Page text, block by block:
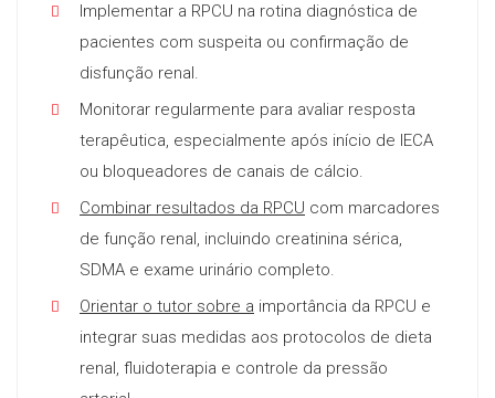
Implementar a RPCU na rotina diagnóstica de
pacientes com suspeita ou confirmação de
disfunção renal.
Monitorar regularmente para avaliar resposta
terapêutica, especialmente após início de IECA
ou bloqueadores de canais de cálcio.
Combinar resultados da RPCU com marcadores
de função renal, incluindo creatinina sérica,
SDMA e exame urinário completo.
Orientar o tutor sobre a importância da RPCU e
integrar suas medidas aos protocolos de dieta
renal, fluidoterapia e controle da pressão